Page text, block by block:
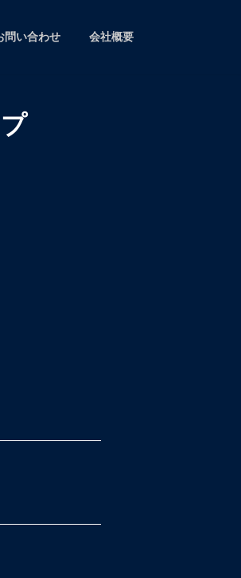
問い合わせ 会社概要